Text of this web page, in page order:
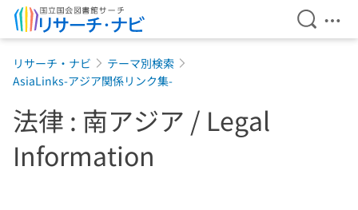
検索を
メ
リサーチ・ナビ
テーマ別検索
AsiaLinks-アジア関係リンク集-
法律 : 南アジア / Legal
Information